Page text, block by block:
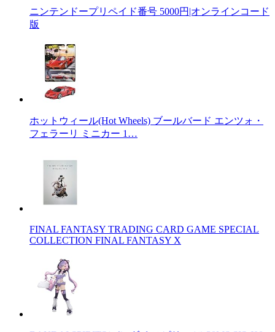
ニンテンドープリペイド番号 5000円|オンラインコード
版
ホットウィール(Hot Wheels) ブールバード エンツォ・
フェラーリ ミニカー 1…
FINAL FANTASY TRADING CARD GAME SPECIAL
COLLECTION FINAL FANTASY X